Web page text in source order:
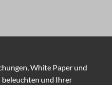
White Paper und
beleuchten und Ihrer